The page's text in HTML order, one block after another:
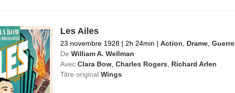
Les Ailes
23 novembre 1928 | 2h 24min | Action, Drame, Guerre
De William A. Wellman
Avec Clara Bow, Charles Rogers, Richard Arlen
Titre original Wings